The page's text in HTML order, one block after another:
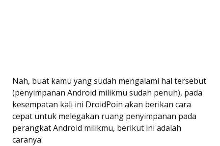
Nah, buat kamu yang sudah mengalami hal tersebut
(penyimpanan Android milikmu sudah penuh), pada
kesempatan kali ini DroidPoin akan berikan cara
cepat untuk melegakan ruang penyimpanan pada
perangkat Android milikmu, berikut ini adalah
caranya: